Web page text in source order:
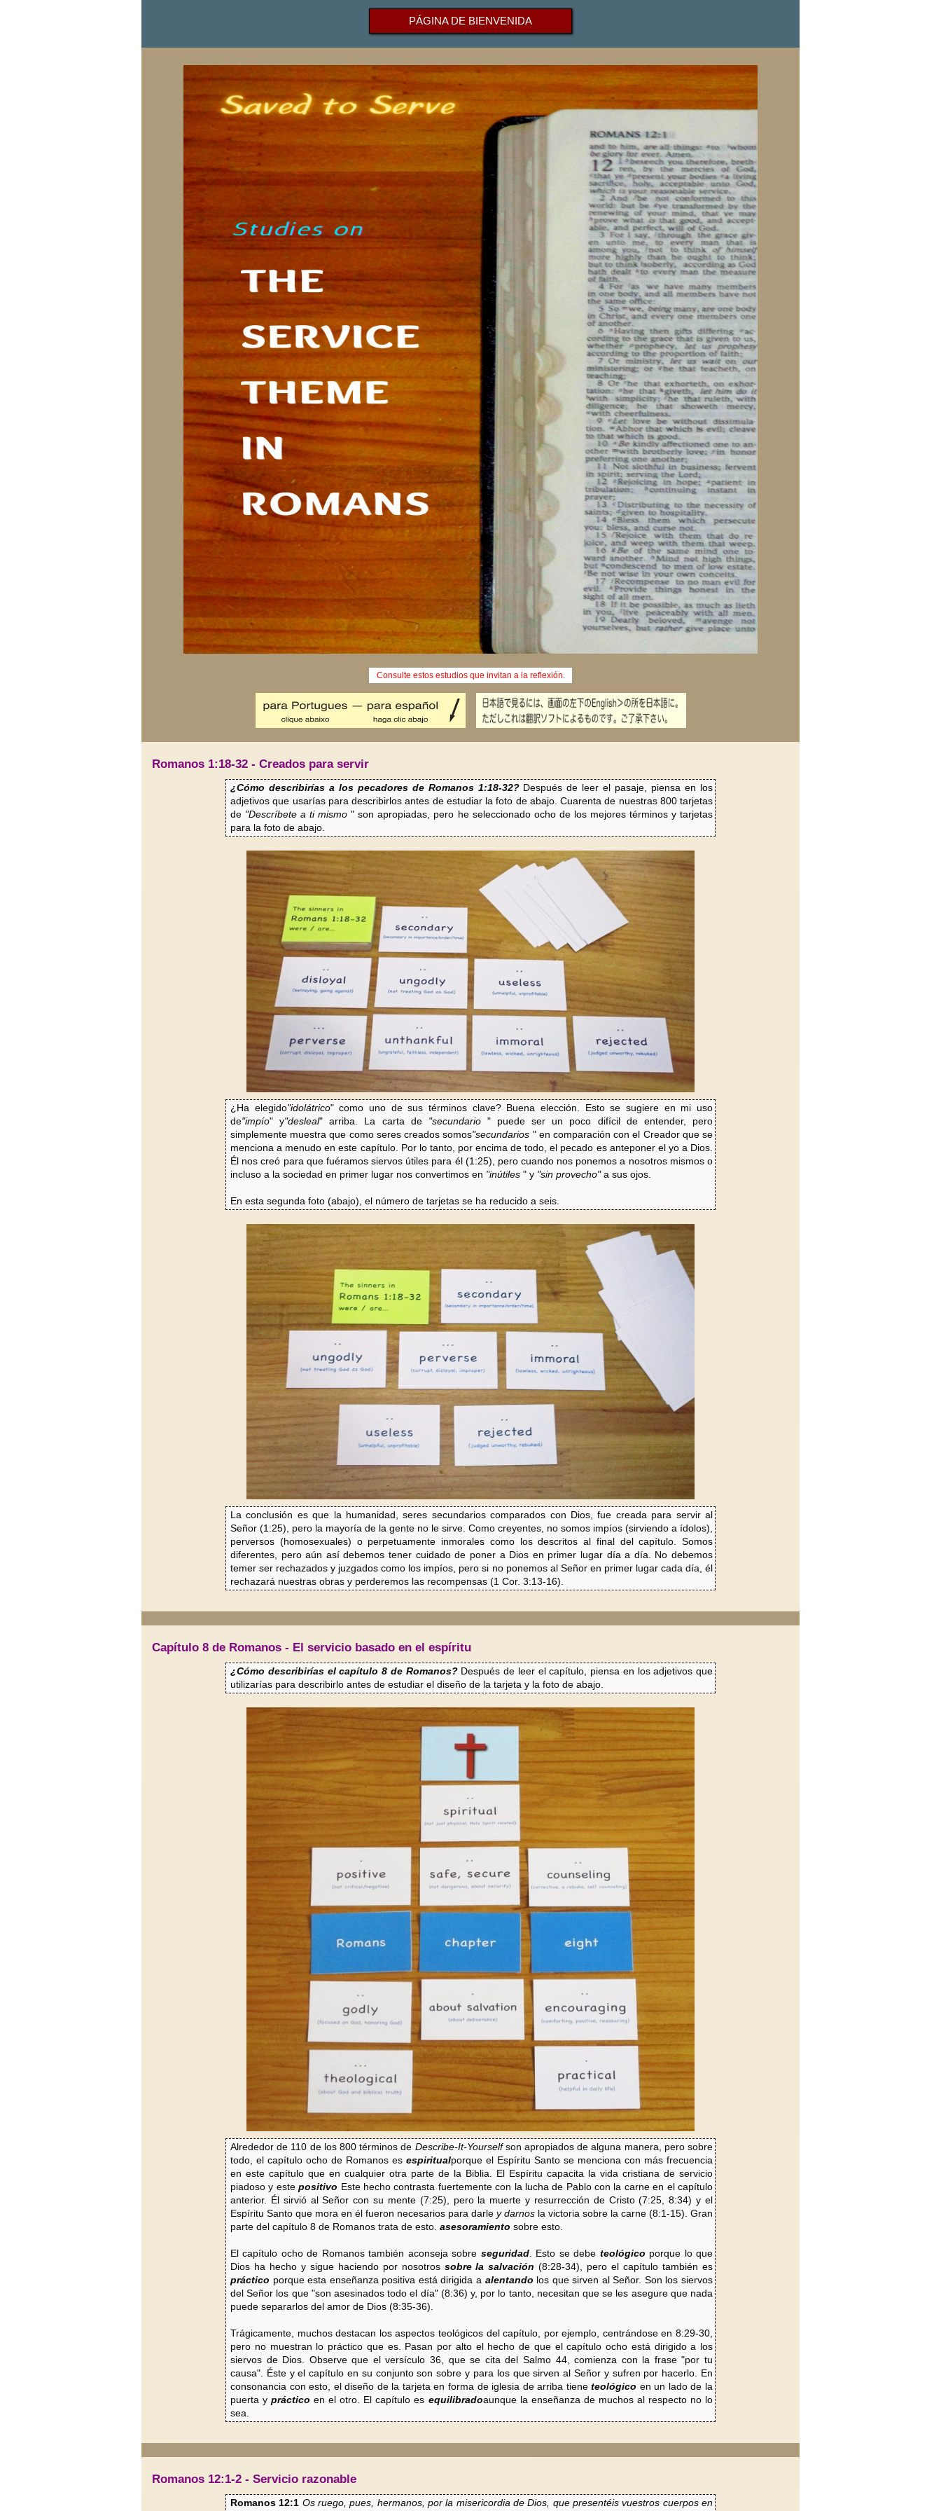
PÁGINA DE BIENVENIDA
Consulte estos estudios que invitan a la reflexión.
Romanos 1:18-32 - Creados para servir
¿Cómo describirías a los pecadores de Romanos 1:18-32? Después de leer el pasaje, piensa en los
adjetivos que usarías para describirlos antes de estudiar la foto de abajo. Cuarenta de nuestras 800 tarjetas
de "Descríbete a ti mismo " son apropiadas, pero he seleccionado ocho de los mejores términos y tarjetas
para la foto de abajo.
¿Ha elegido"idolátrico" como uno de sus términos clave? Buena elección. Esto se sugiere en mi uso
de"impío" y"desleal" arriba. La carta de "secundario" puede ser un poco difícil de entender, pero
simplemente muestra que como seres creados somos"secundarios " en comparación con el Creador que se
menciona a menudo en este capítulo. Por lo tanto, por encima de todo, el pecado es anteponer el yo a Dios.
Él nos creó para que fuéramos siervos útiles para él (1:25), pero cuando nos ponemos a nosotros mismos o
incluso a la sociedad en primer lugar nos convertimos en "inútiles " y "sin provecho"a sus ojos.
En esta segunda foto (abajo), el número de tarjetas se ha reducido a seis.
La conclusión es que la humanidad, seres secundarios comparados con Dios, fue creada para servir al
Señor (1:25), pero la mayoría de la gente no le sirve. Como creyentes, no somos impíos (sirviendo a ídolos),
perversos (homosexuales) o perpetuamente inmorales como los descritos al final del capítulo. Somos
diferentes, pero aún así debemos tener cuidado de poner a Dios en primer lugar día a día. No debemos
temer ser rechazados y juzgados como los impíos, pero si no ponemos al Señor en primer lugar cada día, él
rechazará nuestras obras y perderemos las recompensas (1 Cor. 3:13-16).
Capítulo 8 de Romanos - El servicio basado en el espíritu
¿Cómo describirías el capítulo 8 de Romanos? Después de leer el capítulo, piensa en los adjetivos que
utilizarías para describirlo antes de estudiar el diseño de la tarjeta y la foto de abajo.
Alrededor de 110 de los 800 términos de Describe-It-Yourselfson apropiados de alguna manera, pero sobre
todo, el capítulo ocho de Romanos es espiritualporque el Espíritu Santo se menciona con más frecuencia
en este capítulo que en cualquier otra parte de la Biblia. El Espíritu capacita la vida cristiana de servicio
piadoso y estepositivo Este hecho contrasta fuertemente con la lucha de Pablo con la carne en el capítulo
anterior. Él sirvió al Señor con su mente (7:25), pero la muerte y resurrección de Cristo (7:25, 8:34) y el
Espíritu Santo que mora en él fueron necesarios para darle y darnos la victoria sobre la carne (8:1-15). Gran
parte del capítulo 8 de Romanos trata de esto. asesoramiento sobre esto.
El capítulo ocho de Romanos también aconseja sobre seguridad. Esto se debe teológico porque lo que
Dios ha hecho y sigue haciendo por nosotros sobre la salvación (8:28-34), pero el capítulo también es
práctico porque esta enseñanza positiva está dirigida a alentando los que sirven al Señor. Son los siervos
del Señor los que "son asesinados todo el día" (8:36) y, por lo tanto, necesitan que se les asegure que nada
puede separarlos del amor de Dios (8:35-36).
Trágicamente, muchos destacan los aspectos teológicos del capítulo, por ejemplo, centrándose en 8:29-30,
pero no muestran lo práctico que es. Pasan por alto el hecho de que el capítulo ocho está dirigido a los
siervos de Dios. Observe que el versículo 36, que se cita del Salmo 44, comienza con la frase "por tu
causa". Éste y el capítulo en su conjunto son sobre y para los que sirven al Señor y sufren por hacerlo. En
consonancia con esto, el diseño de la tarjeta en forma de iglesia de arriba tieneteológico en un lado de la
puerta yprácticoen el otro. El capítulo es equilibradoaunque la enseñanza de muchos al respecto no lo
sea.
Romanos 12:1-2 - Servicio razonable
Romanos 12:1 Os ruego, pues, hermanos, por la misericordia de Dios, que presentéis vuestros cuerpos en